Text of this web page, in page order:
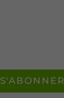
S'ABONNER